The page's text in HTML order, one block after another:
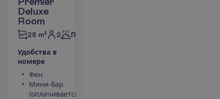
Deluxe
Room
28 m² 2 Полупансион
Удобства в
номере
Фен
Мини-бар
(оплачивается)